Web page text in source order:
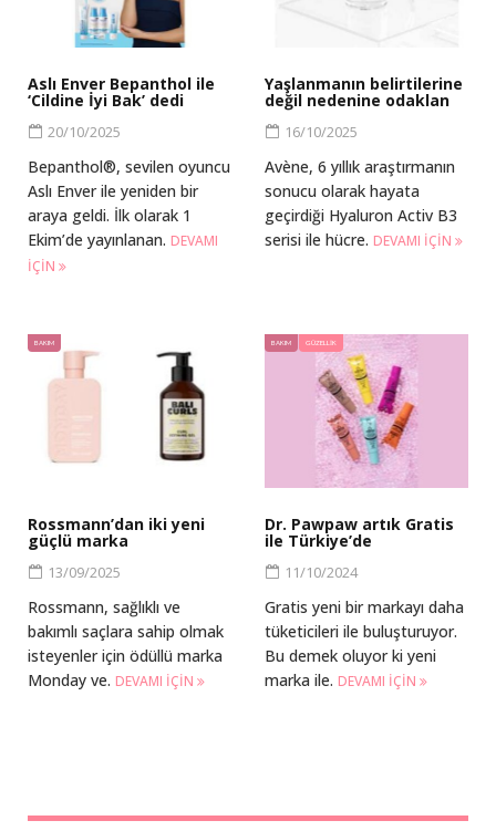
Aslı Enver Bepanthol ile
‘Cildine İyi Bak’ dedi
20/10/2025
Bepanthol®, sevilen oyuncu
Aslı Enver ile yeniden bir
araya geldi. İlk olarak 1
Ekim’de yayınlanan. DEVAMI
IÇIN
Yaşlanmanın belirtilerine
değil nedenine odaklan
16/10/2025
Avène, 6 yıllık araştırmanın
sonucu olarak hayata
geçirdiği Hyaluron Activ B3
serisi ile hücre. DEVAMI IÇIN
BAKIM
Rossmann’dan iki yeni
güçlü marka
13/09/2025
Rossmann, sağlıklı ve
bakımlı saçlara sahip olmak
isteyenler için ödüllü marka
Monday ve. DEVAMI IÇIN
BAKIM GÜZELLIK
Dr. Pawpaw artık Gratis
ile Türkiye’de
11/10/2024
Gratis yeni bir markayı daha
tüketicileri ile buluşturuyor.
Bu demek oluyor ki yeni
marka ile. DEVAMI IÇIN